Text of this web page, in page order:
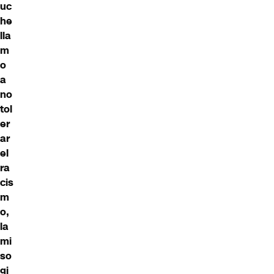
uc
he
lla
m
o
a
no
tol
er
ar
el
ra
cis
m
o,
la
mi
so
gi